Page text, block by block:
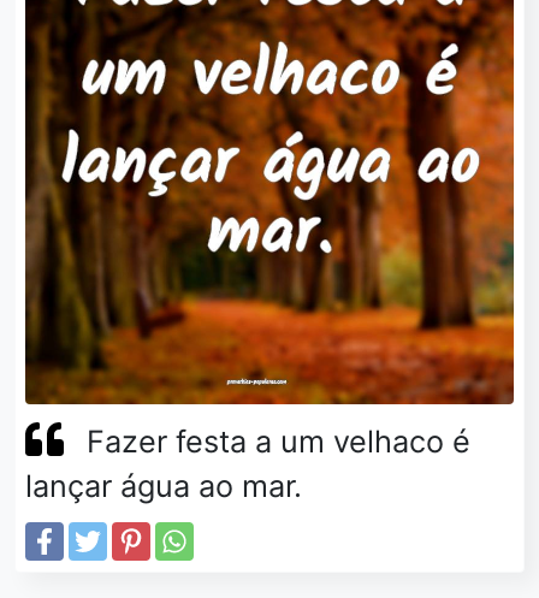
Fazer festa a um velhaco é
lançar água ao mar.